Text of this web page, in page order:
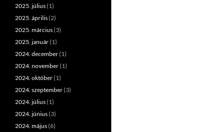
2025. július(1)
2025. április(2)
2025. március(3)
2025. január(1)
2024. december(1)
2024. november(1)
2024. október(1)
2024. szeptember(3)
2024. július(1)
2024. június(3)
2024. május(6)